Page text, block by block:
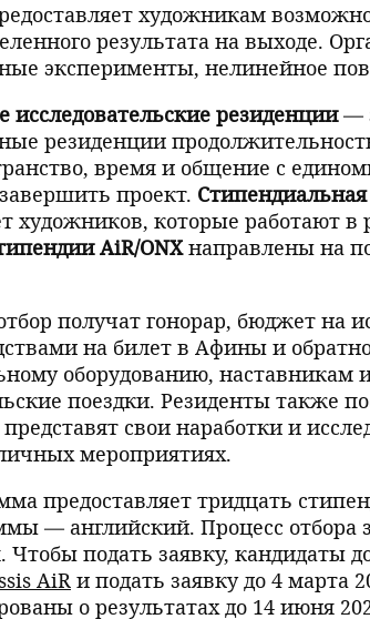
художникам
результата на выходе.
эксперименты, нелинейное
резиденции—
резиденции
время и общение с
проект.
художников, которые работают
AiR/ONXнаправлены на
получат гонорар, бюджет на
на билет в Афины и
оборудованию,
поездки. Резиденты также
свои наработки и
мероприятиях.
предоставляет тридцать
— английский. Процесс отбора
Чтобы подать заявку, кандидаты
AiR и подать заявку до 4 марта
о результатах до 14 июня